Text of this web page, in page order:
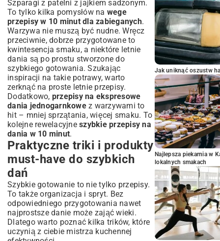
Szparagi z patelni z jajkiem sadzonym.
To tylko kilka pomysłów na wege
przepisy w 10 minut dla zabieganych.
Warzywa nie muszą być nudne. Wręcz
przeciwnie, dobrze przygotowane to
kwintesencja smaku, a niektóre letnie
dania są po prostu stworzone do
szybkiego gotowania. Szukając
inspiracji na takie potrawy, warto
zerknąć na proste letnie przepisy.
Dodatkowo, przepisy na ekspresowe
dania jednogarnkowez warzywami to
hit – mniej sprzątania, więcej smaku. To
kolejne rewelacyjne szybkie przepisy na
dania w 10 minut.
Praktyczne triki i produkty
must-have do szybkich
dań
Szybkie gotowanie to nie tylko przepisy.
To także organizacja i spryt. Bez
odpowiedniego przygotowania nawet
najprostsze danie może zająć wieki.
Dlatego warto poznać kilka trików, które
uczynią z ciebie mistrza kuchennej
Jak uniknąć oszustw
Najlepsza piekarnia w
lokalnych smakach